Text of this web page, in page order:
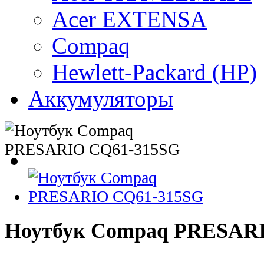
Acer EXTENSA
Compaq
Hewlett-Packard (HP)
Аккумуляторы
Ноутбук Compaq